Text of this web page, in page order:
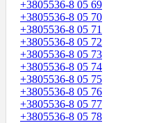
+3805536-8 05 69
+3805536-8 05 70
+3805536-8 05 71
+3805536-8 05 72
+3805536-8 05 73
+3805536-8 05 74
+3805536-8 05 75
+3805536-8 05 76
+3805536-8 05 77
+3805536-8 05 78